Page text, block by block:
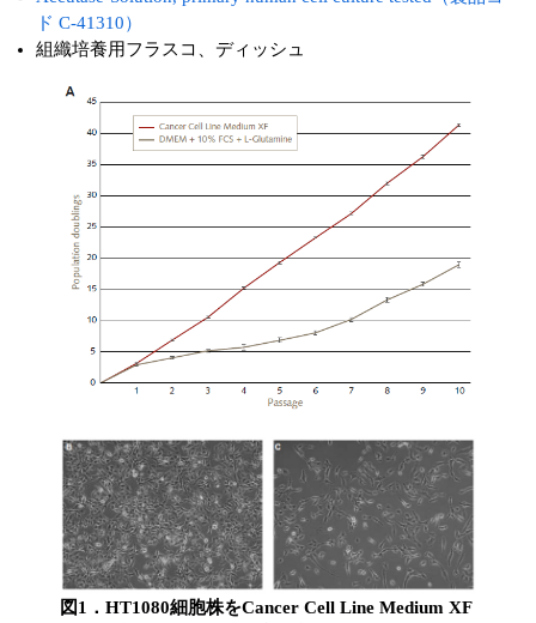
ド C-41310）
組織培養用フラスコ、ディッシュ
図1．HT1080細胞株をCancer Cell Line Medium XF